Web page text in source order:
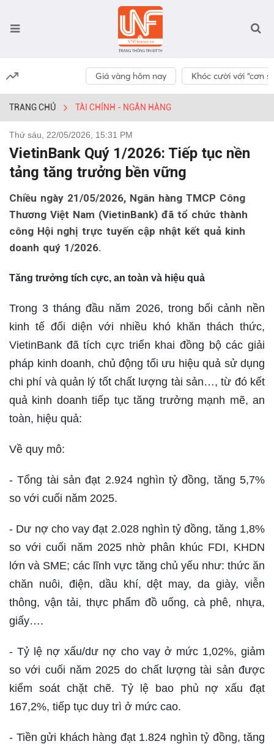
Giá vàng hôm nay Khóc cười với “cơn
TRANG CHỦ TÀI CHÍNH - NGÂN HÀNG
Thứ sáu, 22/05/2026, 15:31 PM
VietinBank Quý 1/2026: Tiếp tục nền
tảng tăng trưởng bền vững
Chiều ngày 21/05/2026, Ngân hàng TMCP Công
Thương Việt Nam (VietinBank) đã tổ chức thành
công Hội nghị trực tuyến cập nhật kết quả kinh
doanh quý 1/2026.
Tăng trưởng tích cực, an toàn và hiệu quả
Trong 3 tháng đầu năm 2026, trong bối cảnh nền
kinh tế đối diện với nhiều khó khăn thách thức,
VietinBank đã tích cực triển khai đồng bộ các giải
pháp kinh doanh, chủ động tối ưu hiệu quả sử dụng
chi phí và quản lý tốt chất lượng tài sản…, từ đó kết
quả kinh doanh tiếp tục tăng trưởng mạnh mẽ, an
toàn, hiệu quả:
Về quy mô:
- Tổng tài sản đạt 2.924 nghìn tỷ đồng, tăng 5,7%
so với cuối năm 2025.
- Dư nợ cho vay đạt 2.028 nghìn tỷ đồng, tăng 1,8%
so với cuối năm 2025 nhờ phân khúc FDI, KHDN
lớn và SME; các lĩnh vực tăng chủ yếu như: thức ăn
chăn nuôi, điện, dầu khí, dệt may, da giày, viễn
thông, vận tải, thực phẩm đồ uống, cà phê, nhựa,
giấy….
- Tỷ lệ nợ xấu/dư nợ cho vay ở mức 1,02%, giảm
so với cuối năm 2025 do chất lượng tài sản được
kiểm soát chặt chẽ. Tỷ lệ bao phủ nợ xấu đạt
167,2%, tiếp tục duy trì ở mức cao.
- Tiền gửi khách hàng đạt 1.824 nghìn tỷ đồng, tăng